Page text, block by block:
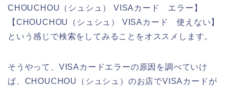
CHOUCHOU（シュシュ） VISAカード エラー】
【CHOUCHOU（シュシュ） VISAカード 使えない】
という感じで検索をしてみることをオススメします。
そうやって、VISAカードエラーの原因を調べていけ
ば、CHOUCHOU（シュシュ）のお店でVISAカードが